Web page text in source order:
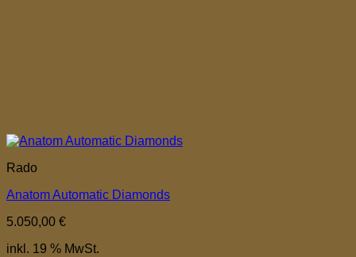
Rado
Anatom Automatic Diamonds
5.050,00 €
inkl. 19 % MwSt.